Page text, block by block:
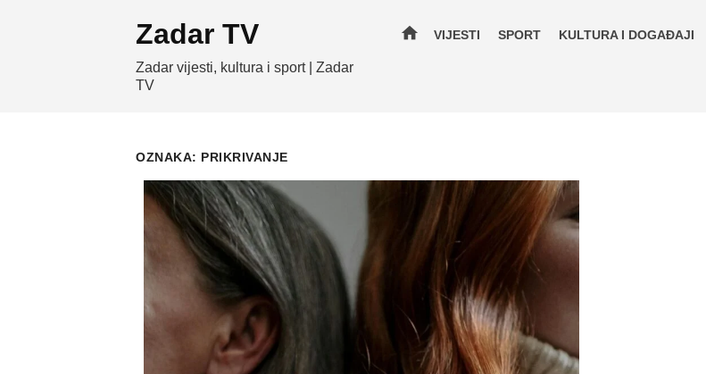
Zadar TV
Zadar vijesti, kultura i sport | Zadar
TV
home VIJESTI SPORT KULTURA I DOGAĐAJI
OZNAKA: PRIKRIVANJE